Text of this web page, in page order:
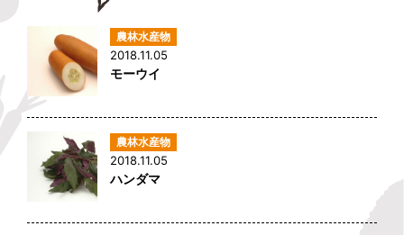
2018.11.05
モーウイ
2018.11.05
ハンダマ